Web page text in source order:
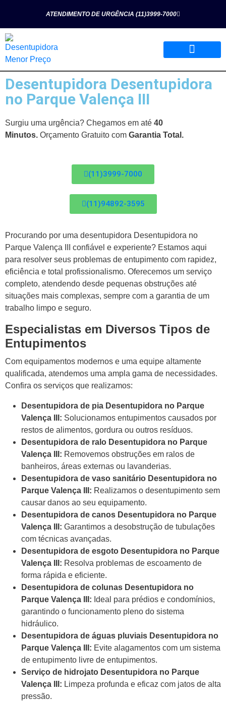
ATENDIMENTO DE URGÊNCIA (11)3999-7000
Desentupidora Desentupidora
no Parque Valença III
Surgiu uma urgência? Chegamos em até 40
Minutos. Orçamento Gratuito com Garantia Total.
(11)3999-7000
(11)94892-3595
Procurando por uma desentupidora Desentupidora no
Parque Valença III confiável e experiente? Estamos aqui
para resolver seus problemas de entupimento com rapidez,
eficiência e total profissionalismo. Oferecemos um serviço
completo, atendendo desde pequenas obstruções até
situações mais complexas, sempre com a garantia de um
trabalho limpo e seguro.
Especialistas em Diversos Tipos de
Entupimentos
Com equipamentos modernos e uma equipe altamente
qualificada, atendemos uma ampla gama de necessidades.
Confira os serviços que realizamos:
Desentupidora de pia Desentupidora no Parque
Valença III: Solucionamos entupimentos causados por
restos de alimentos, gordura ou outros resíduos.
Desentupidora de ralo Desentupidora no Parque
Valença III: Removemos obstruções em ralos de
banheiros, áreas externas ou lavanderias.
Desentupidora de vaso sanitário Desentupidora no
Parque Valença III: Realizamos o desentupimento sem
causar danos ao seu equipamento.
Desentupidora de canos Desentupidora no Parque
Valença III: Garantimos a desobstrução de tubulações
com técnicas avançadas.
Desentupidora de esgoto Desentupidora no Parque
Valença III: Resolva problemas de escoamento de
forma rápida e eficiente.
Desentupidora de colunas Desentupidora no
Parque Valença III: Ideal para prédios e condomínios,
garantindo o funcionamento pleno do sistema
hidráulico.
Desentupidora de águas pluviais Desentupidora no
Parque Valença III: Evite alagamentos com um sistema
de entupimento livre de entupimentos.
Serviço de hidrojato Desentupidora no Parque
Valença III: Limpeza profunda e eficaz com jatos de alta
pressão.